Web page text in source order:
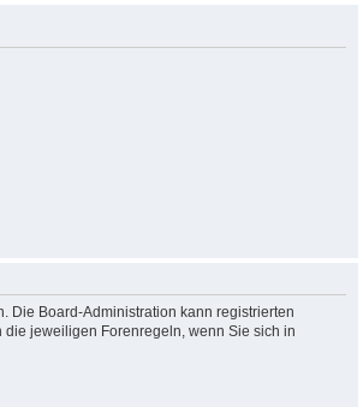
Die Board-Administration kann registrierten
jeweiligen Forenregeln, wenn Sie sich in